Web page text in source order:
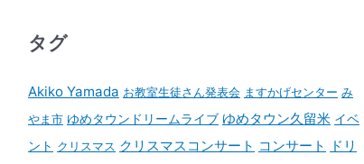
タグ
Akiko Yamada お教室生徒さん発表会 ますかげセンター み
やま市 ゆめタウンドリームライブ ゆめタウン久留米 イベ
ント クリスマス クリスマスコンサート コンサート
ドリ